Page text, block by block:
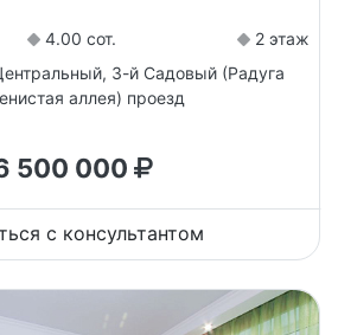
4.00 сот.
2 этаж
3-й Садовый (Радуга
аллея) проезд
500 000
с консультантом